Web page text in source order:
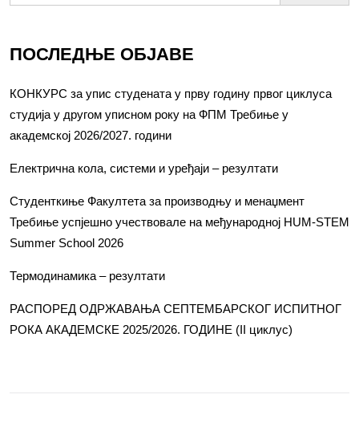
ПОСЛЕДЊЕ ОБЈАВЕ
КОНКУРС за упис студената у прву годину првог циклуса
студија у другом уписном року на ФПМ Требиње у
академској 2026/2027. години
Електрична кола, системи и уређаји – резултати
Студенткиње Факултета за производњу и менаџмент
Требиње успјешно учествовале на међународној HUM-STEM
Summer School 2026
Термодинамика – резултати
РАСПОРЕД ОДРЖАВАЊА СЕПТЕМБАРСКОГ ИСПИТНОГ
РОКА АКАДЕМСКЕ 2025/2026. ГОДИНЕ (II циклус)